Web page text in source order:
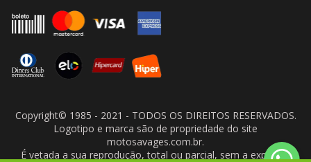
Copyright© 1985 - 2021 - TODOS OS DIREITOS RESERVADOS.
Logotipo e marca são de propriedade do site
motosavages.com.br.
É vetada a sua reprodução, total ou parcial, sem a expressa